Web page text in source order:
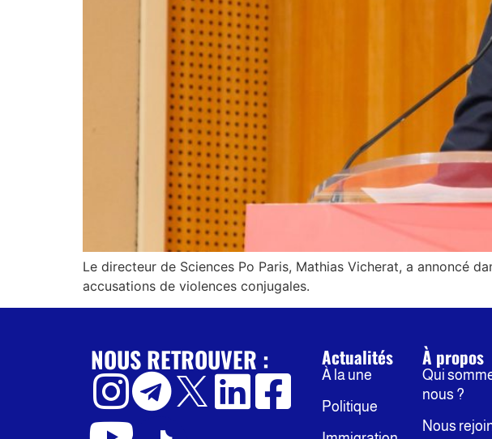
Le directeur de Sciences Po Paris, Mathias Vicherat, a annoncé
accusations de violences conjugales.
NOUS RETROUVER : Actualités
À la une
Politique
À propos
Qui
nous ?
Nous